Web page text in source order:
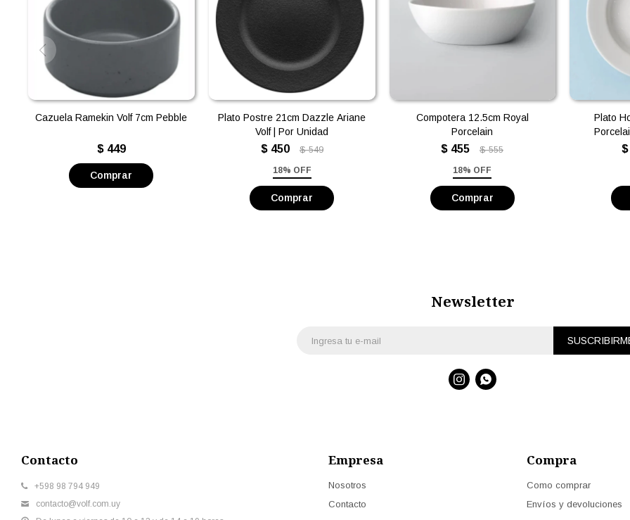
Cazuela Ramekin Volf 7cm Pebble
$ 449
Plato Postre 21cm Dazzle Ariane
Volf | Por Unidad
$ 450 $ 549
18% OFF
Compotera 12.5cm Royal
Porcelain
$ 455 $ 555
18% OFF
Plato
$
Contacto
+598 98 794 949
contacto@volf.com.uy
Empresa
Nosotros
Contacto
Compra
Como comprar
Envíos y devoluciones
Newsletter
 